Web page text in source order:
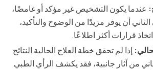
عندما يكون التشخيص غير مؤكد أو غامضًا،
أن يوفر مزيدًا من الوضوح والتأكيد،
قرارات أكثر اطلاعًا.
إذا لم تحقق خطة العلاج الحالية النتائج
من آثار جانبية، فقد يكشف الرأي الطبي